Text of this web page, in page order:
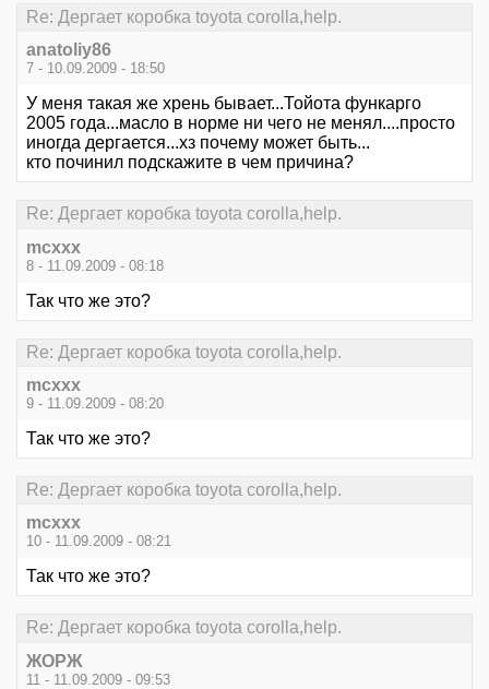
Re: Дергает коробка toyota corolla,help.
anatoliy86
7 - 10.09.2009 - 18:50
У меня такая же хрень бывает...Тойота функарго
2005 года...масло в норме ни чего не менял....просто
иногда дергается...хз почему может быть...
кто починил подскажите в чем причина?
Re: Дергает коробка toyota corolla,help.
mcxxx
8 - 11.09.2009 - 08:18
Так что же это?
Re: Дергает коробка toyota corolla,help.
mcxxx
9 - 11.09.2009 - 08:20
Так что же это?
Re: Дергает коробка toyota corolla,help.
mcxxx
10 - 11.09.2009 - 08:21
Так что же это?
Re: Дергает коробка toyota corolla,help.
ЖОРЖ
11 - 11.09.2009 - 09:53